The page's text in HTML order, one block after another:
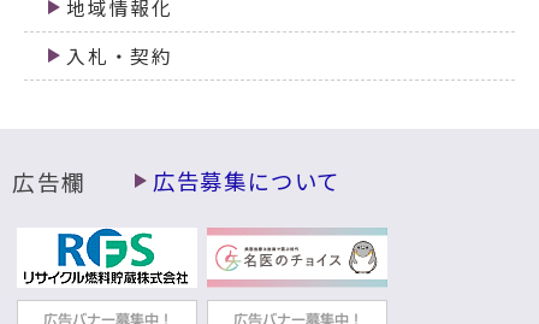
地域情報化
入札・契約
広告欄 広告募集について